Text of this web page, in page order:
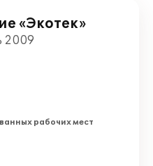
«Экотек»
2009
рабочих мест